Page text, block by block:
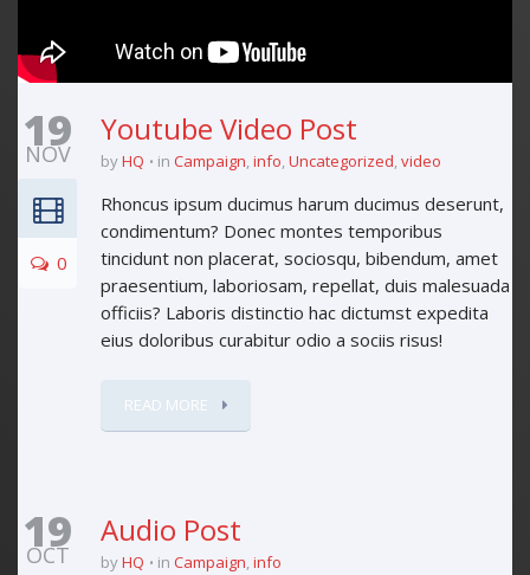
19
NOV
0
Youtube Video Post
byHQ in Campaign,info,Uncategorized,video
Rhoncus ipsum ducimus harum ducimus deserunt,
condimentum? Donec montes temporibus
tincidunt non placerat, sociosqu, bibendum, amet
praesentium, laboriosam, repellat, duis malesuada
officiis? Laboris distinctio hac dictumst expedita
eius doloribus curabitur odio a sociis risus!
READ MORE
19
OCT
Audio Post
byHQ in Campaign,info